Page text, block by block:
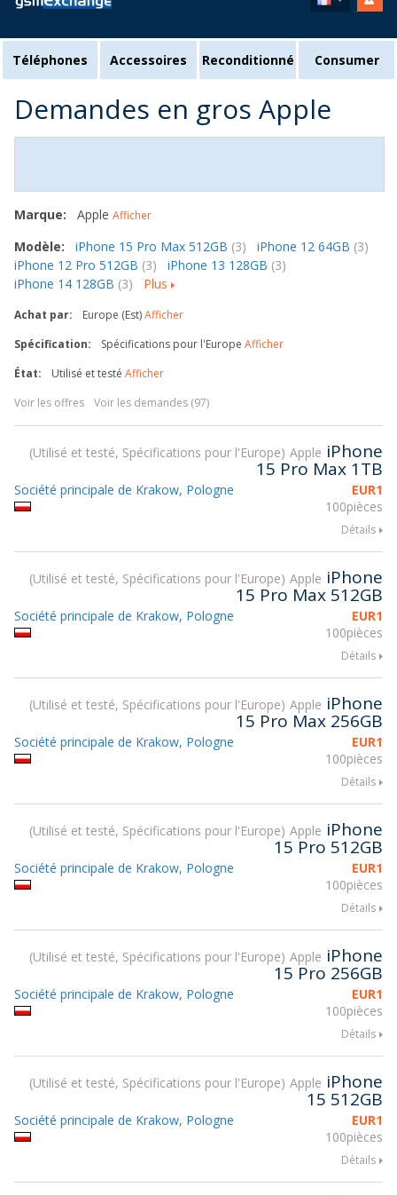
Téléphones Accessoires Reconditionné Consumer
Demandes en gros Apple
Marque: Apple Afficher
Modèle: iPhone 15 Pro Max 512GB (3) iPhone 12 64GB (3)
iPhone 12 Pro 512GB (3) iPhone 13 128GB (3)
iPhone 14 128GB (3) Plus
Achat par: Europe (Est)Afficher
Spécification:
Spécifications pour l'Europe Afficher
État:
Utilisé et testé Afficher
Voir les offres
Voir les demandes (97)
Utilisé et testé, Spécifications pour l'Europe Apple iPhone
15 Pro Max 1TB
EUR1
100pièces
Société principale de Krakow, Pologne
Détails
Utilisé et testé, Spécifications pour l'Europe Apple iPhone
15 Pro Max 512GB
EUR1
100pièces
Société principale de Krakow, Pologne
Détails
Utilisé et testé, Spécifications pour l'Europe Apple iPhone
15 Pro Max 256GB
EUR1
100pièces
Société principale de Krakow, Pologne
Détails
Utilisé et testé, Spécifications pour l'Europe Apple iPhone
15 Pro 512GB
EUR1
100pièces
Société principale de Krakow, Pologne
Détails
Utilisé et testé, Spécifications pour l'Europe Apple iPhone
15 Pro 256GB
EUR1
100pièces
Société principale de Krakow, Pologne
Détails
Utilisé et testé, Spécifications pour l'Europe Apple iPhone
15 512GB
EUR1
100pièces
Société principale de Krakow, Pologne
Détails